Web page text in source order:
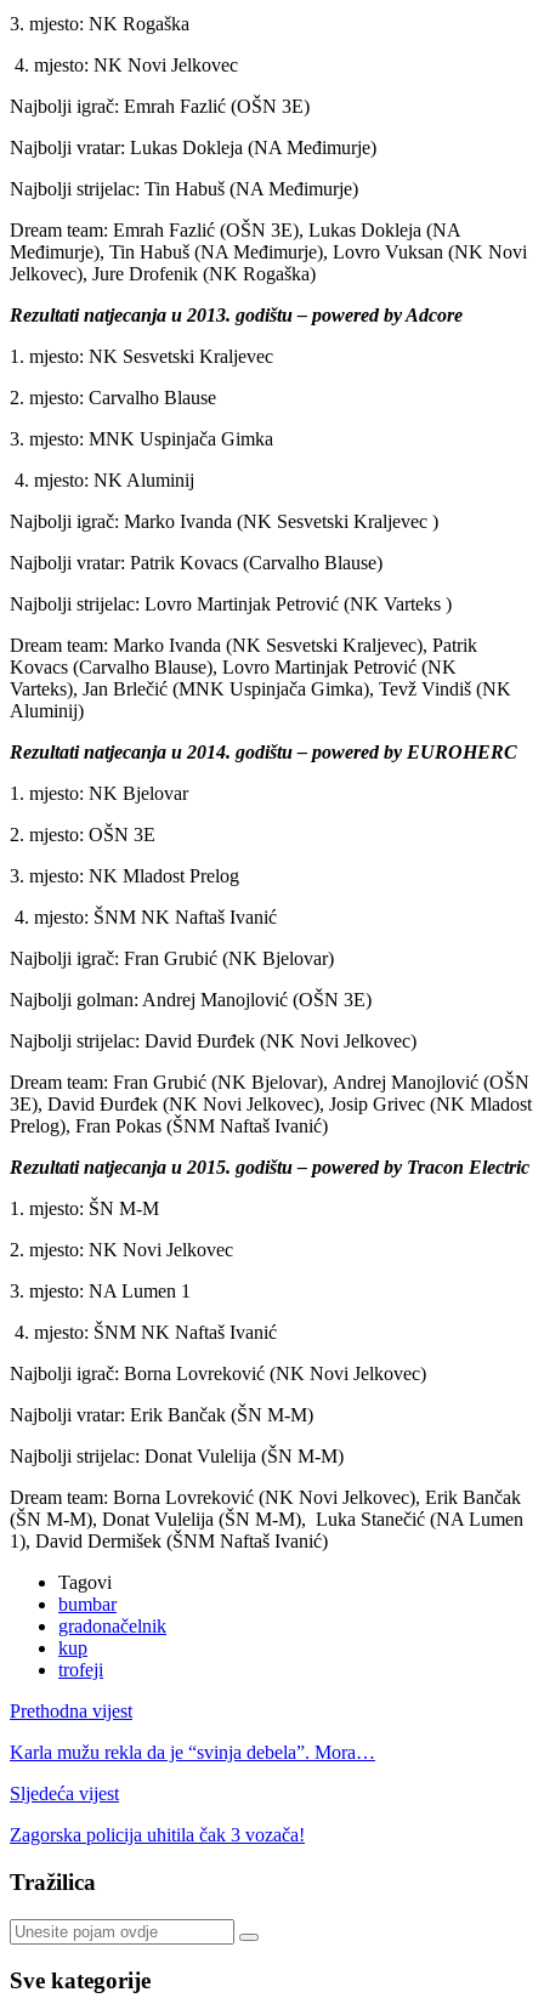
3. mjesto: NK Rogaška
4. mjesto: NK Novi Jelkovec
Najbolji igrač: Emrah Fazlić (OŠN 3E)
Najbolji vratar: Lukas Dokleja (NA Međimurje)
Najbolji strijelac: Tin Habuš (NA Međimurje)
Dream team: Emrah Fazlić (OŠN 3E), Lukas Dokleja (NA
Međimurje), Tin Habuš (NA Međimurje), Lovro Vuksan (NK Novi
Jelkovec), Jure Drofenik (NK Rogaška)
Rezultati natjecanja u 2013. godištu – powered by Adcore
1. mjesto: NK Sesvetski Kraljevec
2. mjesto: Carvalho Blause
3. mjesto: MNK Uspinjača Gimka
4. mjesto: NK Aluminij
Najbolji igrač: Marko Ivanda (NK Sesvetski Kraljevec )
Najbolji vratar: Patrik Kovacs (Carvalho Blause)
Najbolji strijelac: Lovro Martinjak Petrović (NK Varteks )
Dream team: Marko Ivanda (NK Sesvetski Kraljevec), Patrik
Kovacs (Carvalho Blause), Lovro Martinjak Petrović (NK
Varteks), Jan Brlečić (MNK Uspinjača Gimka), Tevž Vindiš (NK
Aluminij)
Rezultati natjecanja u 2014. godištu – powered by EUROHERC
1. mjesto: NK Bjelovar
2. mjesto: OŠN 3E
3. mjesto: NK Mladost Prelog
4. mjesto: ŠNM NK Naftaš Ivanić
Najbolji igrač: Fran Grubić (NK Bjelovar)
Najbolji golman: Andrej Manojlović (OŠN 3E)
Najbolji strijelac: David Đurđek (NK Novi Jelkovec)
Dream team: Fran Grubić (NK Bjelovar), Andrej Manojlović (OŠN
3E), David Đurđek (NK Novi Jelkovec), Josip Grivec (NK Mladost
Prelog), Fran Pokas (ŠNM Naftaš Ivanić)
Rezultati natjecanja u 2015. godištu – powered by Tracon Electric
1. mjesto: ŠN M-M
2. mjesto: NK Novi Jelkovec
3. mjesto: NA Lumen 1
4. mjesto: ŠNM NK Naftaš Ivanić
Najbolji igrač: Borna Lovreković (NK Novi Jelkovec)
Najbolji vratar: Erik Bančak (ŠN M-M)
Najbolji strijelac: Donat Vulelija (ŠN M-M)
Dream team: Borna Lovreković (NK Novi Jelkovec), Erik Bančak
(ŠN M-M), Donat Vulelija (ŠN M-M), Luka Stanečić (NA Lumen
1), David Dermišek (ŠNM Naftaš Ivanić)
Tagovi
bumbar
gradonačelnik
kup
trofeji
Prethodna vijest
Karla mužu rekla da je “svinja debela”. Mora…
Sljedeća vijest
Zagorska policija uhitila čak 3 vozača!
Tražilica
Sve kategorije